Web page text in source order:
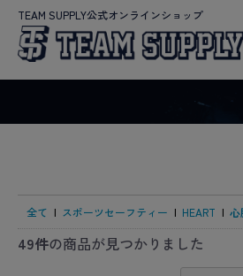
TEAM SUPPLY公式オンラインショップ
全て | スポーツセーフティー | HEART | 心
49件の商品が見つかりました